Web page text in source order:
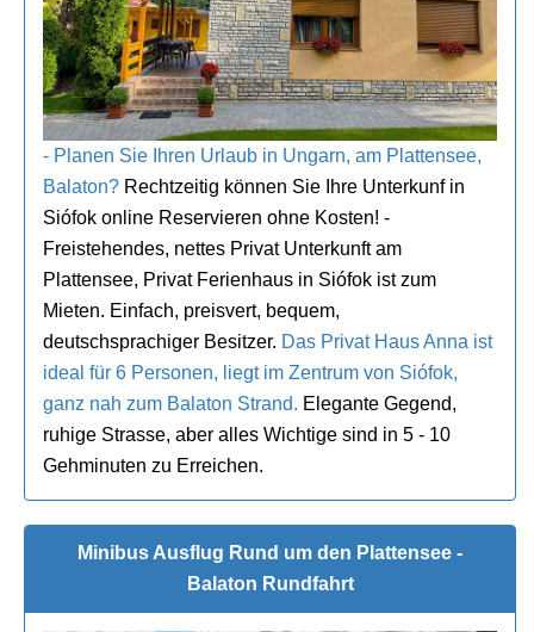
- Planen Sie Ihren Urlaub in Ungarn, am Plattensee,
Balaton? Rechtzeitig können Sie Ihre Unterkunf in
Siófok online Reservieren ohne Kosten! -
Freistehendes, nettes Privat Unterkunft am
Plattensee, Privat Ferienhaus in Siófok ist zum
Mieten. Einfach, preisvert, bequem,
deutschsprachiger Besitzer. Das Privat Haus Anna ist
ideal für 6 Personen, liegt im Zentrum von Siófok,
ganz nah zum Balaton Strand. Elegante Gegend,
ruhige Strasse, aber alles Wichtige sind in 5 - 10
Gehminuten zu Erreichen.
Minibus Ausflug Rund um den Plattensee -
Balaton Rundfahrt